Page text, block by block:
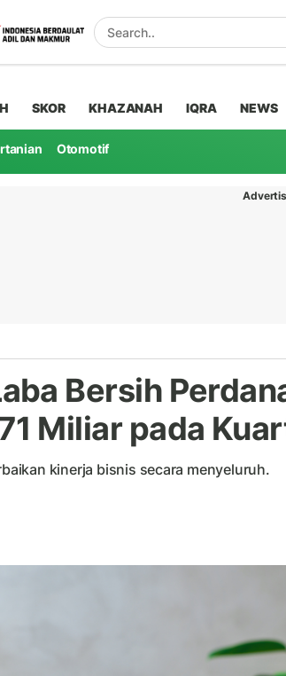
SKOR KHAZANAH IQRA NEWS
Otomotif
Bersih
Miliar pada
kinerja bisnis secara menyeluruh.